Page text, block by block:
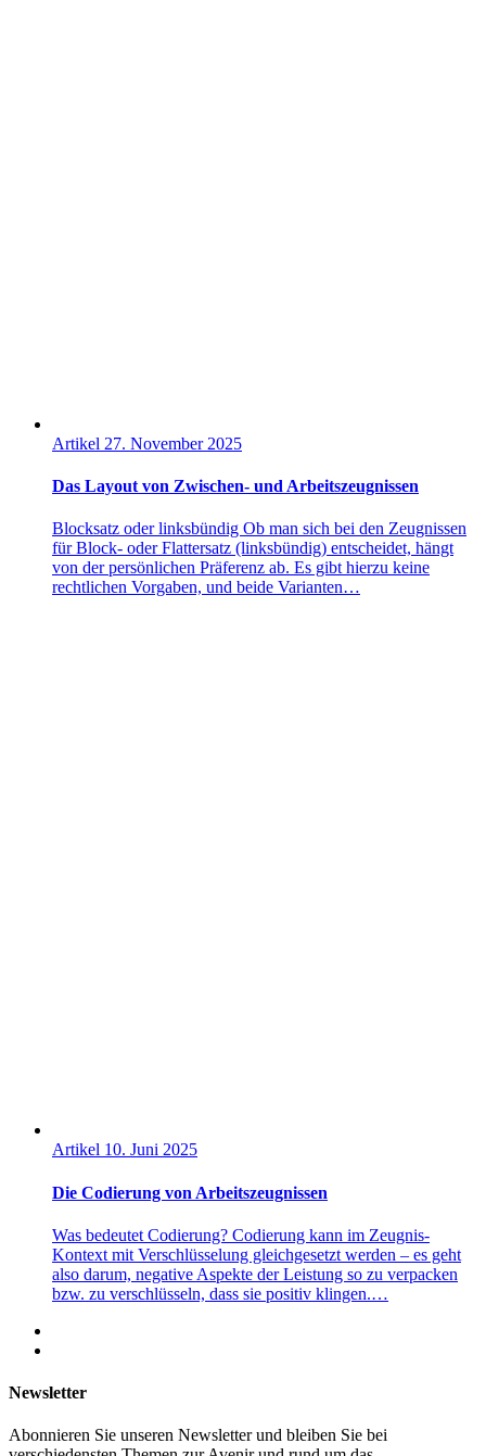
Artikel 27. November 2025
Das Layout von Zwischen- und Arbeitszeugnissen
Blocksatz oder linksbündig Ob man sich bei den Zeugnissen
für Block- oder Flattersatz (linksbündig) entscheidet, hängt
von der persönlichen Präferenz ab. Es gibt hierzu keine
rechtlichen Vorgaben, und beide Varianten…
Artikel 10. Juni 2025
Die Codierung von Arbeitszeugnissen
Was bedeutet Codierung? Codierung kann im Zeugnis-
Kontext mit Verschlüsselung gleichgesetzt werden – es geht
also darum, negative Aspekte der Leistung so zu verpacken
bzw. zu verschlüsseln, dass sie positiv klingen.…
Newsletter
Abonnieren Sie unseren Newsletter und bleiben Sie bei